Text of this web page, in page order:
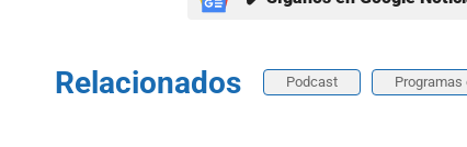
Relacionados Podcast